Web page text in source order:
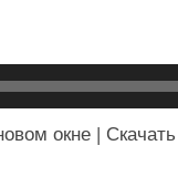
окне | Скачать